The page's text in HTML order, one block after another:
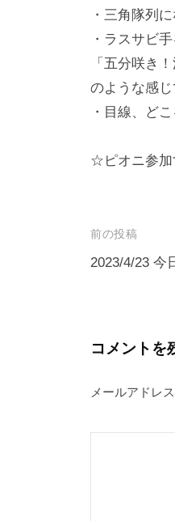
・三角隊列
・ラスサビ
「五分咲き！
のような感
・目線、ど
☆ピオニ参加
投
稿
ゲ
シ
前の投稿
2023/4/23 今
コメントを
メールアドレ